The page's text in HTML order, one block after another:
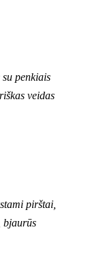
penkiais
veidas
pirštai,
bjaurūs